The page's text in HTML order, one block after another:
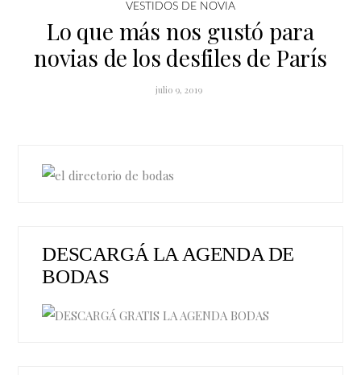
VESTIDOS DE NOVIA
Lo que más nos gustó para
novias de los desfiles de París
julio 9, 2019
DESCARGÁ LA AGENDA DE
BODAS